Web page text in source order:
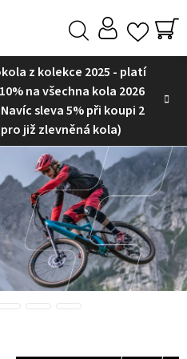
z kolekce 2025 - platí
na všechna kola 2026
sleva 5% při koupi 2
již zlevněná kola)